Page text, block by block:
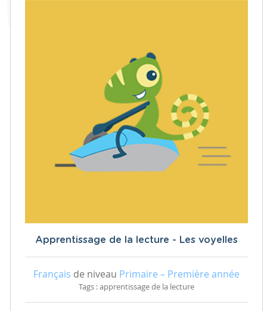
Apprentissage de la lecture - Les voyelles
Français de niveau Primaire – Première année
Tags : apprentissage de la lecture